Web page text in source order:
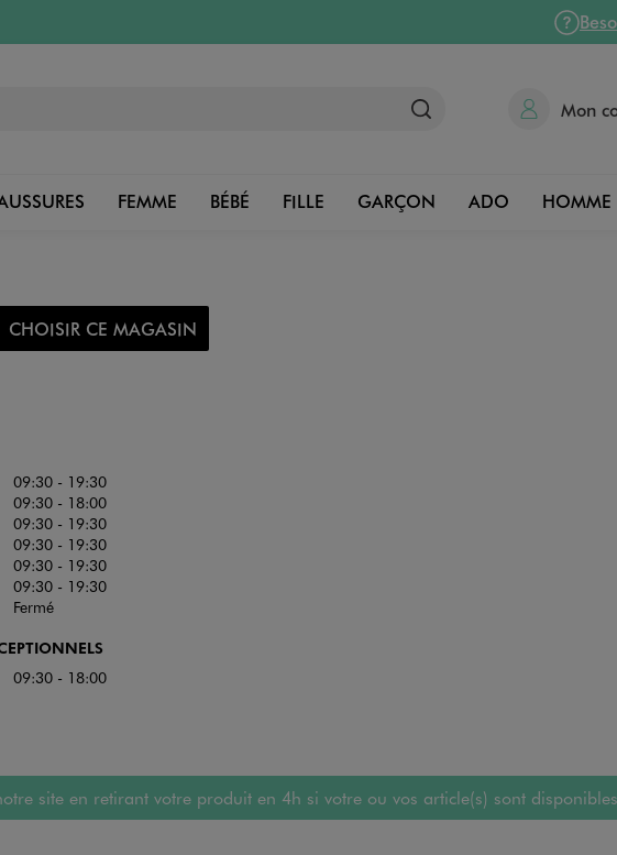
Mon
FEMME BÉBÉ FILLE GARÇON ADO HOMME
CHOISIR CE MAGASIN
09:30 - 19:30
09:30 - 18:00
09:30 - 19:30
09:30 - 19:30
09:30 - 19:30
09:30 - 19:30
Fermé
09:30 - 18:00
site en retirant votre produit en 4h si votre ou vos article(s) sont